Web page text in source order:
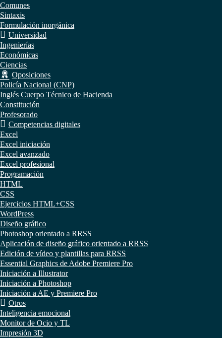
Comunes
Sintaxis
Formulación inorgánica
Universidad
Ingenierías
Económicas
Ciencias
Oposiciones
Policía Nacional (CNP)
Inglés Cuerpo Técnico de Hacienda
Constitución
Profesorado
Competencias digitales
Excel
Excel iniciación
Excel avanzado
Excel profesional
Programación
HTML
CSS
Ejercicios HTML+CSS
WordPress
Diseño gráfico
Photoshop orientado a RRSS
Aplicación de diseño gráfico orientado a RRSS
Edición de vídeo y plantillas para RRSS
Essential Graphics de Adobe Premiere Pro
Iniciación a Illustrator
Iniciación a Photoshop
Iniciación a AE y Premiere Pro
Otros
Inteligencia emocional
Monitor de Ocio y TL
Impresión 3D